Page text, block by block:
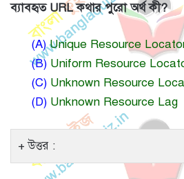
ব্যাবহৃত URL কথার পুরো অর্থ কী?
(A)Unique Resource
(B) Uniform Resource
(C) Unknown Resource
(D) Unknown Resource Lag
উত্তর :